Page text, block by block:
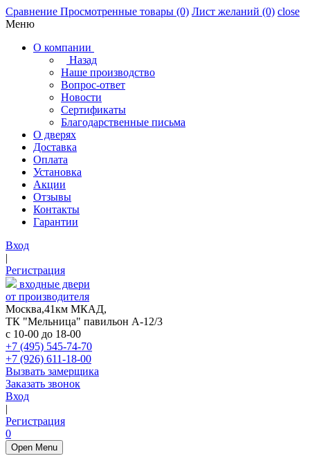
Сравнение Просмотренные товары (0) Лист желаний (0) close
Меню
О компании
Назад
Наше производство
Вопрос-ответ
Новости
Сертификаты
Благодарственные письма
О дверях
Доставка
Оплата
Установка
Акции
Отзывы
Контакты
Гарантии
Вход
|
Регистрация
входные двери
от производителя
Москва,41км МКАД,
ТК "Мельница" павильон А-12/3
с 10-00 до 18-00
+7 (495) 545-74-70
+7 (926) 611-18-00
Вызвать замерщика
Заказать звонок
Вход
|
Регистрация
0
Open Menu